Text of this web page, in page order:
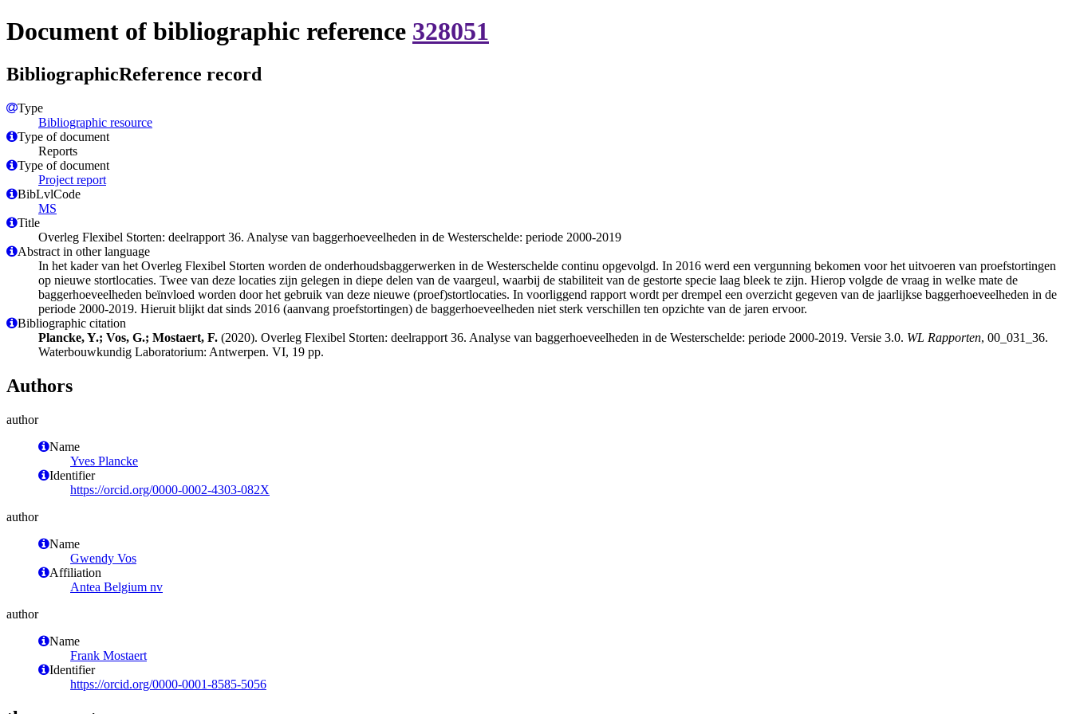
Document of bibliographic reference 328051
BibliographicReference record
Type
Bibliographic resource
Type of document
Reports
Type of document
Project report
BibLvlCode
MS
Title
Overleg Flexibel Storten: deelrapport 36. Analyse van baggerhoeveelheden in de Westerschelde: periode 2000-2019
Abstract in other language
In het kader van het Overleg Flexibel Storten worden de onderhoudsbaggerwerken in de Westerschelde continu opgevolgd. In 2016 werd een vergunning bekomen voor het uitvoeren van proefstortingen
op nieuwe stortlocaties. Twee van deze locaties zijn gelegen in diepe delen van de vaargeul, waarbij de stabiliteit van de gestorte specie laag bleek te zijn. Hierop volgde de vraag in welke mate de
baggerhoeveelheden beïnvloed worden door het gebruik van deze nieuwe (proef)stortlocaties. In voorliggend rapport wordt per drempel een overzicht gegeven van de jaarlijkse baggerhoeveelheden in de
periode 2000-2019. Hieruit blijkt dat sinds 2016 (aanvang proefstortingen) de baggerhoeveelheden niet sterk verschillen ten opzichte van de jaren ervoor.
Bibliographic citation
Plancke, Y.; Vos, G.; Mostaert, F. (2020). Overleg Flexibel Storten: deelrapport 36. Analyse van baggerhoeveelheden in de Westerschelde: periode 2000-2019. Versie 3.0. WL Rapporten, 00_031_36.
Waterbouwkundig Laboratorium: Antwerpen. VI, 19 pp.
Authors
author
Name
Yves Plancke
Identifier
https://orcid.org/0000-0002-4303-082X
author
Name
Gwendy Vos
Affiliation
Antea Belgium nv
author
Name
Frank Mostaert
Identifier
https://orcid.org/0000-0001-8585-5056